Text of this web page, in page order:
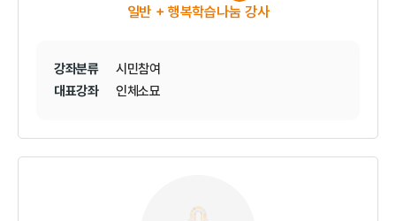
일반 + 행복학습나눔 강사
강좌분류
시민참여
대표강좌
인체소묘